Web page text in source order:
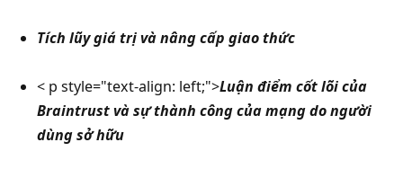
Tích lũy giá trị và nâng cấp giao thức
< p style="text-align: left;">Luận điểm cốt lõi của
Braintrust và sự thành công của mạng do người
dùng sở hữu